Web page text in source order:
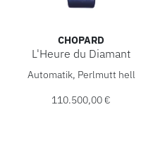
CHOPARD
L'Heure du Diamant
Chopard L'Heure du
Automatik, Perlmutt hell
110.500,00 €